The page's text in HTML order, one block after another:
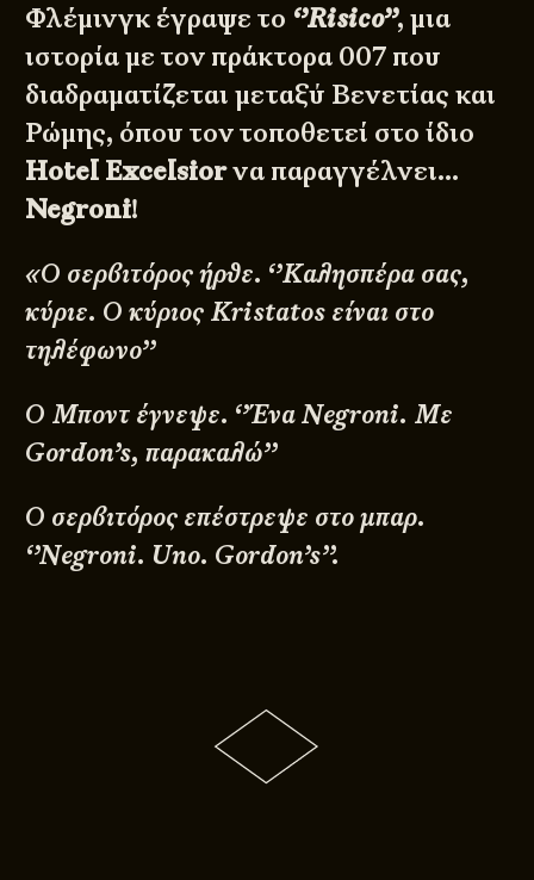
Φλέμινγκ έγραψε το ‘’Risico’’, μια
ιστορία με τον πράκτορα 007 που
διαδραματίζεται μεταξύ Βενετίας και
Ρώμης, όπου τον τοποθετεί στο ίδιο
Hotel Excelsiorνα παραγγέλνει…
Negroni!
«Ο σερβιτόρος ήρθε. ‘’Καλησπέρα σας,
κύριε. Ο κύριος Kristatos είναι στο
τηλέφωνο’’
Ο Μποντ έγνεψε. ‘’Ένα Negroni. Με
Gordon’s, παρακαλώ’’
Ο σερβιτόρος επέστρεψε στο μπαρ.
‘’Negroni. Uno. Gordon’s’’.